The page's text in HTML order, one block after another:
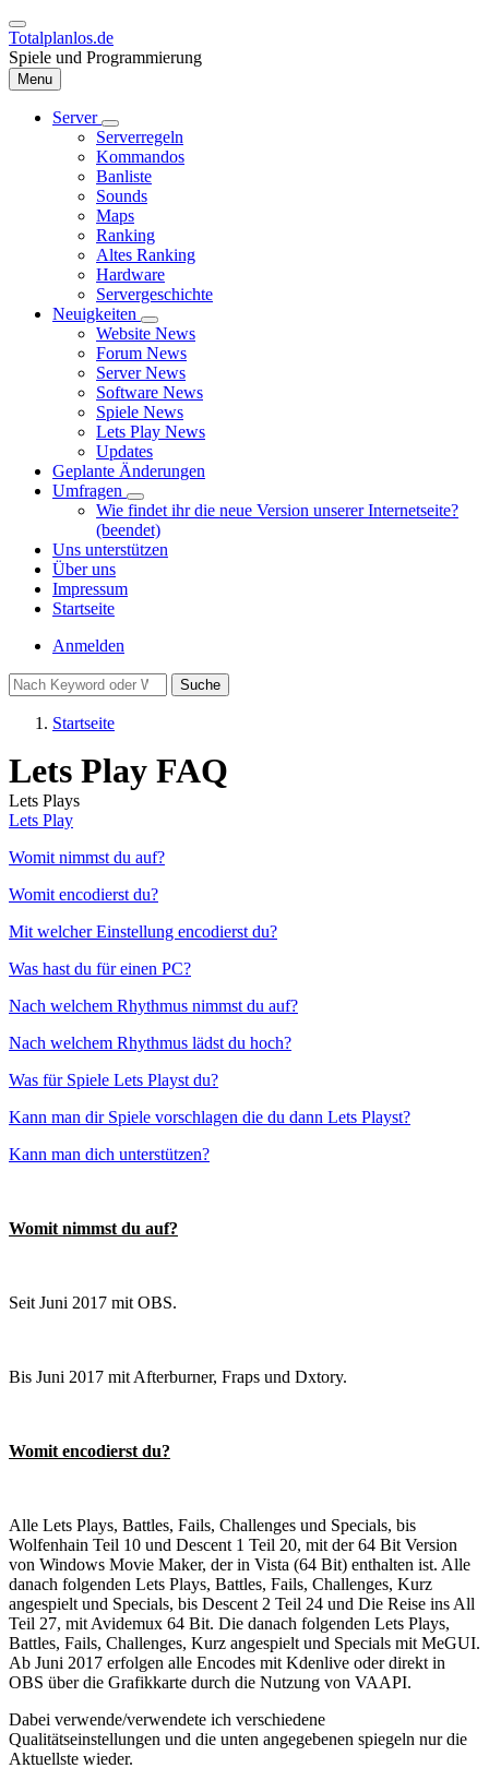
Direkt
zum
Inhalt
Totalplanlos.de
Spiele und Programmierung
Menu
Hauptnavigation
Server
Unternavigation
von
Server
Serverregeln
Kommandos
Banliste
Sounds
Maps
Ranking
Altes Ranking
Hardware
Servergeschichte
Neuigkeiten
Unternavigation
von
Neuigkeiten
Website News
Forum News
Server News
Software News
Spiele News
Lets Play News
Updates
Geplante Änderungen
Umfragen
Unternavigation
von
Umfragen
Wie findet ihr die neue Version unserer Internetseite?
(beendet)
Uns unterstützen
Über uns
Impressum
Startseite
Benutzermenü
Anmelden
Suche
Startseite
Lets Play FAQ
Lets Plays
Lets Play
Womit nimmst du auf?
Womit encodierst du?
Mit welcher Einstellung encodierst du?
Was hast du für einen PC?
Nach welchem Rhythmus nimmst du auf?
Nach welchem Rhythmus lädst du hoch?
Was für Spiele Lets Playst du?
Kann man dir Spiele vorschlagen die du dann Lets Playst?
Kann man dich unterstützen?
Womit nimmst du auf?
Seit Juni 2017 mit OBS.
Bis Juni 2017 mit Afterburner, Fraps und Dxtory.
Womit encodierst du?
Alle Lets Plays, Battles, Fails, Challenges und Specials, bis
Wolfenhain Teil 10 und Descent 1 Teil 20, mit der 64 Bit Version
von Windows Movie Maker, der in Vista (64 Bit) enthalten ist. Alle
danach folgenden Lets Plays, Battles, Fails, Challenges, Kurz
angespielt und Specials, bis Descent 2 Teil 24 und Die Reise ins All
Teil 27, mit Avidemux 64 Bit. Die danach folgenden Lets Plays,
Battles, Fails, Challenges, Kurz angespielt und Specials mit MeGUI.
Ab Juni 2017 erfolgen alle Encodes mit Kdenlive oder direkt in
OBS über die Grafikkarte durch die Nutzung von VAAPI.
Dabei verwende/verwendete ich verschiedene
Qualitätseinstellungen und die unten angegebenen spiegeln nur die
Aktuellste wieder.